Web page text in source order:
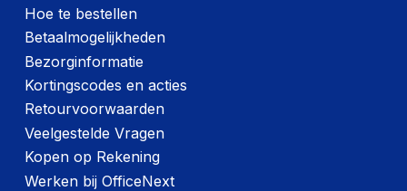
Hoe te bestellen
Betaalmogelijkheden
Bezorginformatie
Kortingscodes en acties
Retourvoorwaarden
Veelgestelde Vragen
Kopen op Rekening
Werken bij OfficeNext